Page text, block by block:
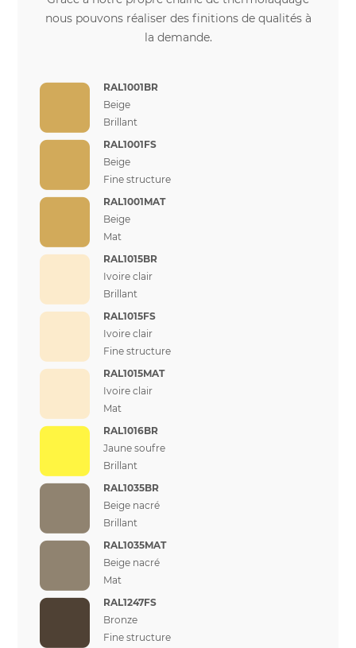
nous pouvons réaliser des finitions de qualités à
la demande.
RAL1001BR
Beige
Brillant
RAL1001FS
Beige
Fine structure
RAL1001MAT
Beige
Mat
RAL1015BR
Ivoire clair
Brillant
RAL1015FS
Ivoire clair
Fine structure
RAL1015MAT
Ivoire clair
Mat
RAL1016BR
Jaune soufre
Brillant
RAL1035BR
Beige nacré
Brillant
RAL1035MAT
Beige nacré
Mat
RAL1247FS
Bronze
Fine structure